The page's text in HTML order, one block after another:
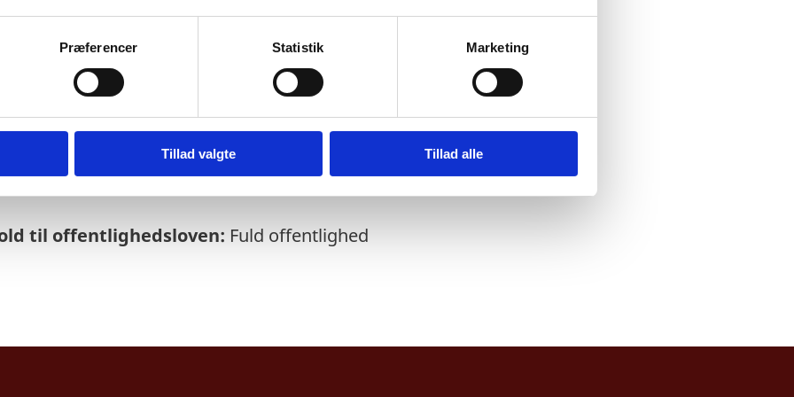
Præferencer Statistik Marketing
Tillad valgte Tillad alle
03-11-2025
løbende om enkeltsager bl.a. via abonnement på denne
til offentlighedsloven: Fuld offentlighed